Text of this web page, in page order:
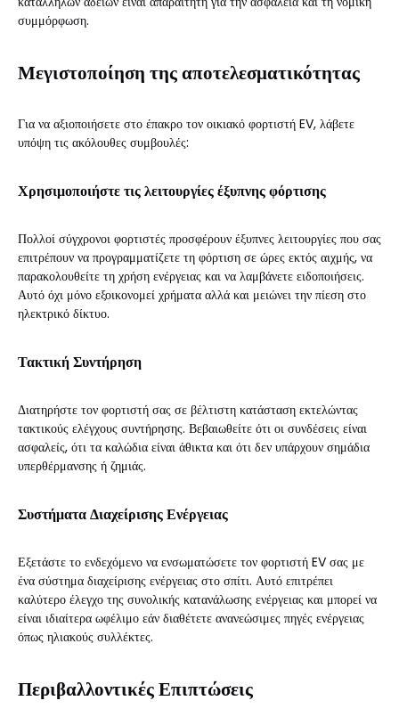
συμμόρφωση.
Μεγιστοποίηση της αποτελεσματικότητας
Για να αξιοποιήσετε στο έπακρο τον οικιακό φορτιστή EV, λάβετε
υπόψη τις ακόλουθες συμβουλές:
Χρησιμοποιήστε τις λειτουργίες έξυπνης φόρτισης
Πολλοί σύγχρονοι φορτιστές προσφέρουν έξυπνες λειτουργίες που σας
επιτρέπουν να προγραμματίζετε τη φόρτιση σε ώρες εκτός αιχμής, να
παρακολουθείτε τη χρήση ενέργειας και να λαμβάνετε ειδοποιήσεις.
Αυτό όχι μόνο εξοικονομεί χρήματα αλλά και μειώνει την πίεση στο
ηλεκτρικό δίκτυο.
Τακτική Συντήρηση
Διατηρήστε τον φορτιστή σας σε βέλτιστη κατάσταση εκτελώντας
τακτικούς ελέγχους συντήρησης. Βεβαιωθείτε ότι οι συνδέσεις είναι
ασφαλείς, ότι τα καλώδια είναι άθικτα και ότι δεν υπάρχουν σημάδια
υπερθέρμανσης ή ζημιάς.
Συστήματα Διαχείρισης Ενέργειας
Εξετάστε το ενδεχόμενο να ενσωματώσετε τον φορτιστή EV σας με
ένα σύστημα διαχείρισης ενέργειας στο σπίτι. Αυτό επιτρέπει
καλύτερο έλεγχο της συνολικής κατανάλωσης ενέργειας και μπορεί να
είναι ιδιαίτερα ωφέλιμο εάν διαθέτετε ανανεώσιμες πηγές ενέργειας
όπως ηλιακούς συλλέκτες.
Περιβαλλοντικές Επιπτώσεις